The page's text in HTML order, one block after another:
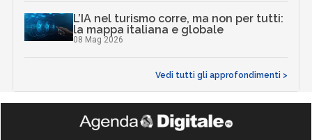
L’IA nel turismo corre, ma non per tutti:
la mappa italiana e globale
08 Mag 2026
Vedi tutti gli approfondimenti >